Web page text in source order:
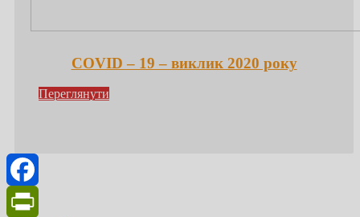
СОVІD – 19 – виклик 2020 року
Переглянути
Facebook